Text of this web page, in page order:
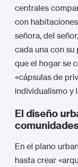
centrales
con
señora, del
cada una con su
que el hogar se
«cápsulas de
individualismo y
El diseño
En el plano
hasta crear